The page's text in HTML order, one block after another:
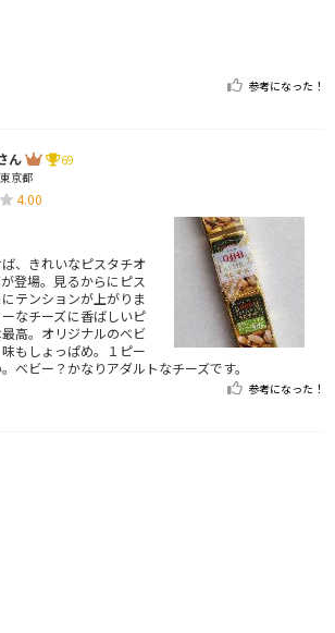
参考になった！
ん
69
京都
4.00
、きれいなピスタチオ
登場。見るからにピス
テンションが上がりま
なチーズに香ばしいピ
高。オリジナルのベビ
もしょっぱめ。１ピー
ベビー？かなりアダルトなチーズです。
参考になった！